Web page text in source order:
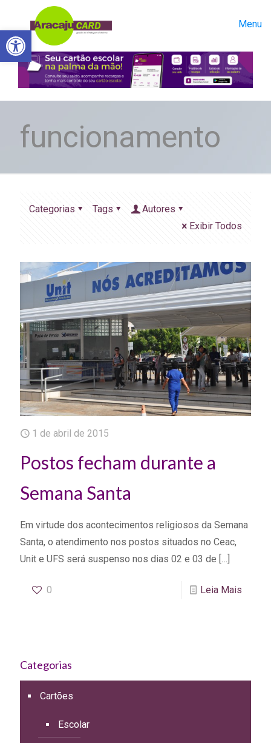
Abrir a barra de ferramentas
Menu
funcionamento
Categorias Tags
Autores
Exibir Todos
1 de abril de 2015
Postos fecham durante a
Semana Santa
Em virtude dos acontecimentos religiosos da Semana
Santa, o atendimento nos postos situados no Ceac,
Unit e UFS será suspenso nos dias 02 e 03 de […]
0 Leia Mais
Categorias
Cartões
Escolar